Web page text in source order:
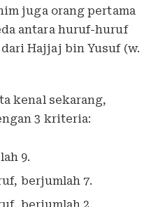
juga orang pertama
antara huruf-huruf
Hajjaj bin Yusuf (w.
kenal sekarang,
3 kriteria:
9.
berjumlah 7.